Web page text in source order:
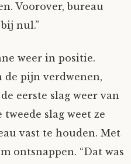
Voorover, bureau
nul.”
weer in positie.
de pijn verdwenen,
eerste slag weer van
slag weet ze
vast te houden. Met
ontsnappen. “Dat was